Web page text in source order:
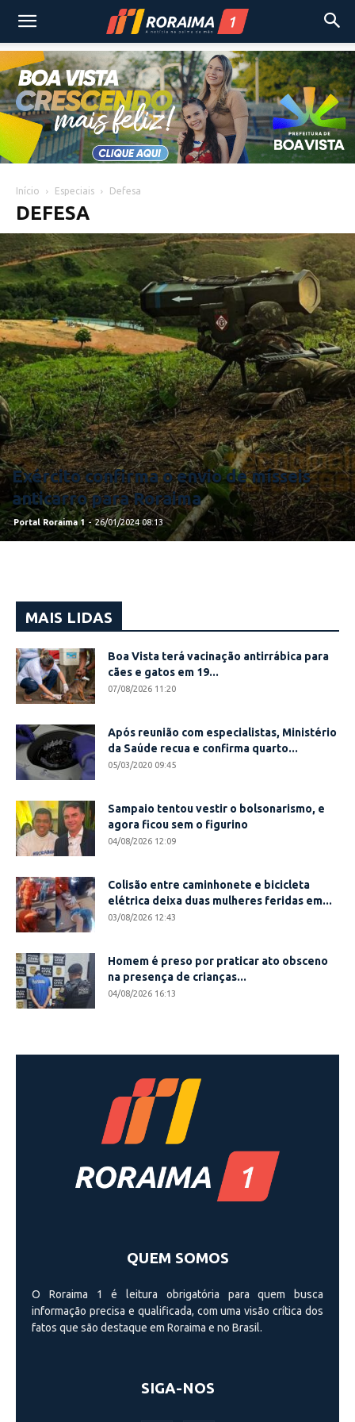
Início Especiais Defesa
DEFESA
Exército confirma o envio de mísseis
anticarro para Roraima
Portal Roraima 1 - 26/01/2024 08:13
MAIS LIDAS
Boa Vista terá vacinação antirrábica para
cães e gatos em 19...
07/08/2026 11:20
Após reunião com especialistas, Ministério
da Saúde recua e confirma quarto...
05/03/2020 09:45
Sampaio tentou vestir o bolsonarismo, e
agora ficou sem o figurino
04/08/2026 12:09
Colisão entre caminhonete e bicicleta
elétrica deixa duas mulheres feridas em...
03/08/2026 12:43
Homem é preso por praticar ato obsceno
na presença de crianças...
04/08/2026 16:13
QUEM SOMOS
O Roraima 1 é leitura obrigatória para quem busca
informação precisa e qualificada, com uma visão crí­tica dos
fatos que são destaque em Roraima e no Brasil.
SIGA-NOS